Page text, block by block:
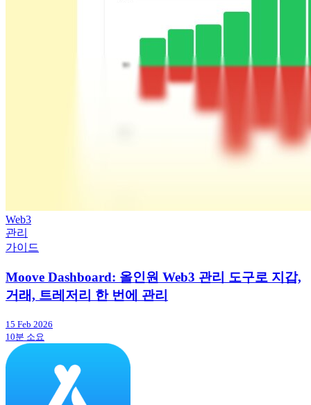
Web3
관리
가이드
Moove Dashboard: 올인원 Web3 관리 도구로 지갑,
거래, 트레저리 한 번에 관리
15 Feb 2026
10분 소요